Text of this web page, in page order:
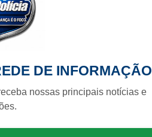
DE INFORMAÇÃO
nossas principais notícias e